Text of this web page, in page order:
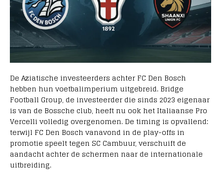
De Aziatische investeerders achter FC Den Bosch
hebben hun voetbalimperium uitgebreid. Bridge
Football Group, de investeerder die sinds 2023 eigenaar
is van de Bossche club, heeft nu ook het Italiaanse Pro
Vercelli volledig overgenomen. De timing is opvallend:
terwijl FC Den Bosch vanavond in de play-offs in
promotie speelt tegen SC Cambuur, verschuift de
aandacht achter de schermen naar de internationale
uitbreiding.